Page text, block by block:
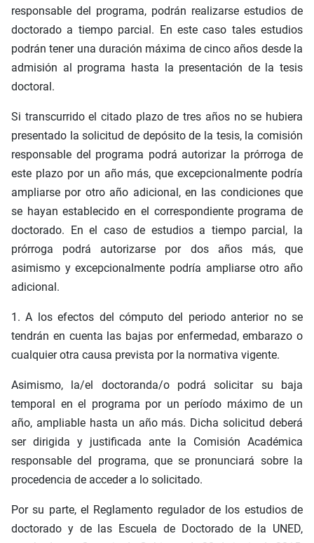
responsable del programa, podrán realizarse estudios de
doctorado a tiempo parcial. En este caso tales estudios
podrán tener una duración máxima de cinco años desde la
admisión al programa hasta la presentación de la tesis
doctoral.
Si transcurrido el citado plazo de tres años no se hubiera
presentado la solicitud de depósito de la tesis, la comisión
responsable del programa podrá autorizar la prórroga de
este plazo por un año más, que excepcionalmente podría
ampliarse por otro año adicional, en las condiciones que
se hayan establecido en el correspondiente programa de
doctorado. En el caso de estudios a tiempo parcial, la
prórroga podrá autorizarse por dos años más, que
asimismo y excepcionalmente podría ampliarse otro año
adicional.
1. A los efectos del cómputo del periodo anterior no se
tendrán en cuenta las bajas por enfermedad, embarazo o
cualquier otra causa prevista por la normativa vigente.
Asimismo, la/el doctoranda/o podrá solicitar su baja
temporal en el programa por un período máximo de un
año, ampliable hasta un año más. Dicha solicitud deberá
ser dirigida y justificada ante la Comisión Académica
responsable del programa, que se pronunciará sobre la
procedencia de acceder a lo solicitado.
Por su parte, el Reglamento regulador de los estudios de
doctorado y de las Escuela de Doctorado de la UNED,